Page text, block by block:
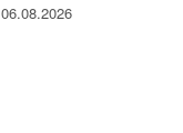
06.08.2026